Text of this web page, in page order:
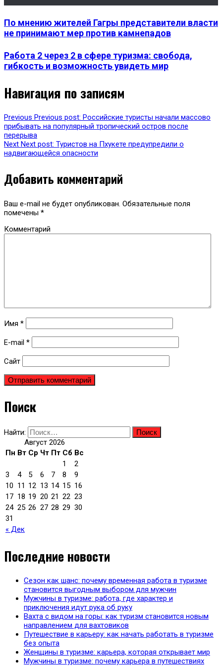
По мнению жителей Гагры представители власти
не принимают мер против камнепадов
Работа 2 через 2 в сфере туризма: свобода,
гибкость и возможность увидеть мир
Навигация по записям
Previous Previous post: Российские туристы начали массово
прибывать на популярный тропический остров после
перерыва
Next Next post: Туристов на Пхукете предупредили о
надвигающейся опасности
Добавить комментарий
Ваш e-mail не будет опубликован. Обязательные поля
помечены *
Комментарий
Имя *
E-mail *
Сайт
Поиск
Найти:
Август 2026
Пн Вт Ср Чт Пт Сб Вс
« Дек
1
2
3
4 5 6 7 8
9
10 11 12 13 14 15 16
17 18 19 20 21 22 23
24 25 26 27 28 29 30
31
Последние новости
Сезон как шанс: почему временная работа в туризме
становится выгодным выбором для мужчин
Мужчины в туризме: работа, где характер и
приключения идут рука об руку
Вахта с видом на горы: как туризм становится новым
направлением для вахтовиков
Путешествие в карьеру: как начать работать в туризме
без опыта
Женщины в туризме: карьера, которая открывает мир
Мужчины в туризме: почему карьера в путешествиях